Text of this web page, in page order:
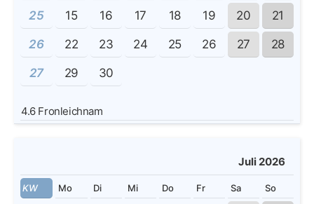
25 15 16 17 18 19 20 21
26 22 23 24 25 26 27 28
27 29 30
4.6Fronleichnam
Juli 2026
KW Mo Di Mi Do Fr Sa So